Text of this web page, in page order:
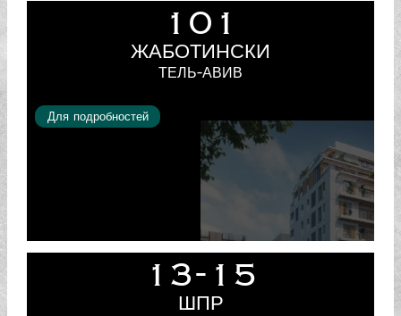
101
ЖАБОТИНСКИ
ТЕЛЬ-АВИВ
Для подробностей
13-15
ШПР